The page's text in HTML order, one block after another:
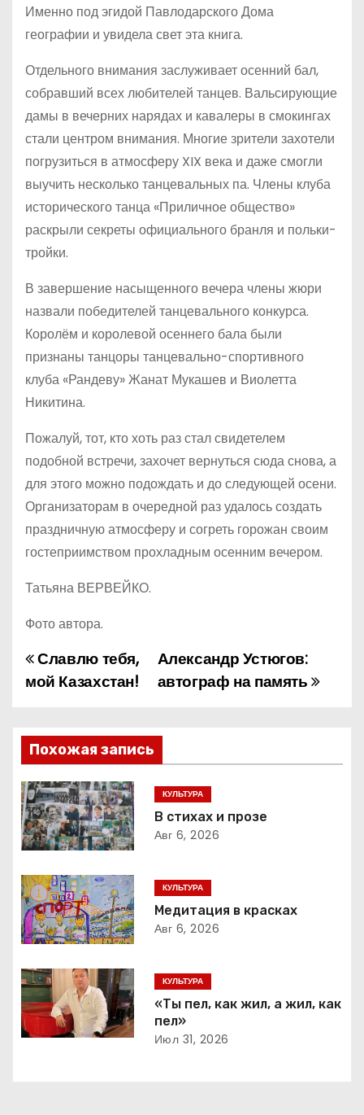
Именно под эгидой Павлодарского Дома
географии и увидела свет эта книга.
Отдельного внимания заслуживает осенний бал,
собравший всех любителей танцев. Вальсирующие
дамы в вечерних нарядах и кавалеры в смокингах
стали центром внимания. Многие зрители захотели
погрузиться в атмосферу XIX века и даже смогли
выучить несколько танцевальных па. Члены клуба
исторического танца «Приличное общество»
раскрыли секреты официального бранля и польки-
тройки.
В завершение насыщенного вечера члены жюри
назвали победителей танцевального конкурса.
Королём и королевой осеннего бала были
признаны танцоры танцевально-спортивного
клуба «Рандеву» Жанат Мукашев и Виолетта
Никитина.
Пожалуй, тот, кто хоть раз стал свидетелем
подобной встречи, захочет вернуться сюда снова, а
для этого можно подождать и до следующей осени.
Организаторам в очередной раз удалось создать
праздничную атмосферу и согреть горожан своим
гостеприимством прохладным осенним вечером.
Татьяна ВЕРВЕЙКО.
Фото автора.
Н
в
и
г
а
ц
и
я
п
о
з
Александр Устюгов:
автограф на память
Славлю тебя,
мой Казахстан!
Похожая запись
КУЛЬТУРА
В стихах и прозе
Авг 6, 2026
КУЛЬТУРА
Медитация в красках
Авг 6, 2026
КУЛЬТУРА
«Ты пел, как жил, а жил, как
пел»
Июл 31, 2026